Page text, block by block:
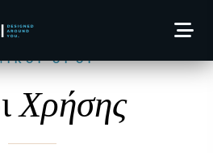
ΟΡΟΙ
Χρήσης